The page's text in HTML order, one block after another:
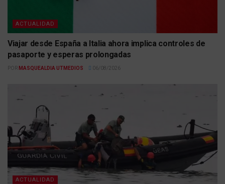
ACTUALIDAD
Viajar desde España a Italia ahora implica controles de
pasaporte y esperas prolongadas
POR MASQUEALDIA UTMEDIOS 06/08/2026
ACTUALIDAD